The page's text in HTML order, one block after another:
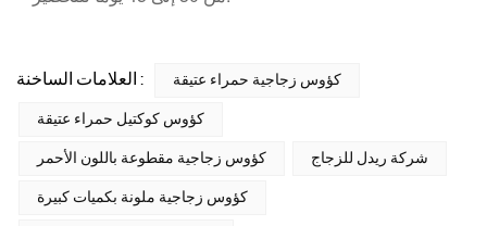
العلامات الساخنة : كؤوس زجاجية حمراء عتيقة
كؤوس كوكتيل حمراء عتيقة
كؤوس زجاجية مقطوعة باللون الأحمر شركة ريدل للزجاج
كؤوس زجاجية ملونة بكميات كبيرة